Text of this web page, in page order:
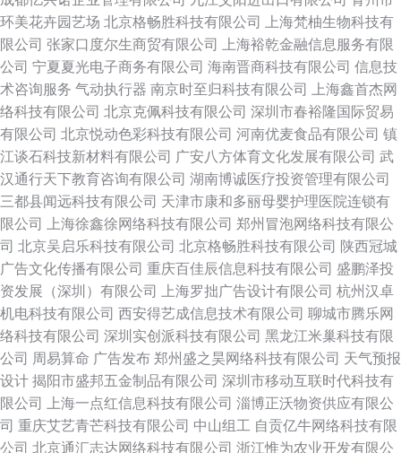
环美花卉园艺场 北京格畅胜科技有限公司
上海梵柚生物科技有
限公司 张家口度尔生商贸有限公司
上海裕乾金融信息服务有限
公司 宁夏夏光电子商务有限公司 海南晋商科技有限公司 信息技
术咨询服务 气动执行器 南京时至归科技有限公司
上海鑫首杰网
络科技有限公司 北京克佩科技有限公司 深圳市春裕隆国际贸易
有限公司 北京悦动色彩科技有限公司 河南优麦食品有限公司 镇
江谈石科技新材料有限公司 广安八方体育文化发展有限公司 武
汉通行天下教育咨询有限公司 湖南博诚医疗投资管理有限公司
三都县闻远科技有限公司 天津市康和多丽母婴护理医院连锁有
限公司
上海徐鑫徐网络科技有限公司 郑州冒泡网络科技有限公
司 北京吴启乐科技有限公司 北京格畅胜科技有限公司 陕西冠城
广告文化传播有限公司 重庆百佳辰信息科技有限公司 盛鹏泽投
资发展（深圳）有限公司
上海罗拙广告设计有限公司 杭州汉卓
机电科技有限公司 西安得艺成信息技术有限公司 聊城市腾乐网
络科技有限公司 深圳实创派科技有限公司 黑龙江米巢科技有限
公司 周易算命 广告发布 郑州盛之昊网络科技有限公司 天气预报
设计 揭阳市盛邦五金制品有限公司 深圳市移动互联时代科技有
限公司
上海一点红信息科技有限公司 淄博正沃物资供应有限公
司 重庆艾艺青芒科技有限公司 中山组工 自贡亿牛网络科技有限
公司 北京通汇志达网络科技有限公司 浙江惟为农业开发有限公